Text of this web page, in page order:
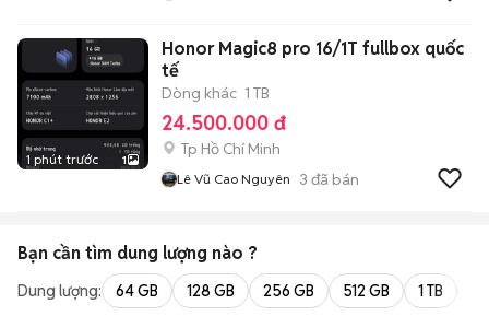
1 phút trước 1
Honor Magic8 pro 16/1T fullbox quốc
tế
Dòng khác 1 TB
24.500.000 đ
Tp Hồ Chí Minh
Lê Vũ Cao Nguyên 3 đã bán
Bạn cần tìm dung lượng nào ?
Dung lượng: 64 GB 128 GB 256 GB 512 GB 1 TB